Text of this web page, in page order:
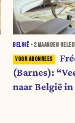
BELGIË •2 MAANDEN
(Barnes):
naar België